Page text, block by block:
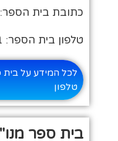
כתובת בית הספר:
טלפון בית הספר: 08-6491791
לכל המידע על בית
טלפון
בית ספר